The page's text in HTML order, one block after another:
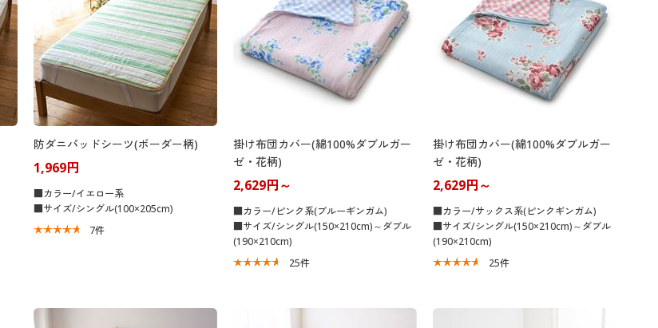
防ダニパッドシーツ(ボーダー柄)
1,969円
■カラー/イエロー系
■サイズ/シングル(100×205cm)
7件
掛け布団カバー(綿100%ダブルガー
ゼ・花柄)
2,629円～
■カラー/ピンク系(ブルーギンガム)
■サイズ/シングル(150×210cm)～ダブル
(190×210cm)
25件
掛け布団カバー(綿100%ダブルガー
ゼ・花柄)
2,629円～
■カラー/サックス系(ピンクギンガム)
■サイズ/シングル(150×210cm)～ダブル
(190×210cm)
25件